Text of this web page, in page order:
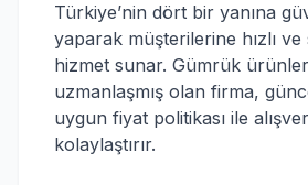
Türkiye’nin dört bir yanına
yaparak müşterilerine hızlı
hizmet sunar. Gümrük
uzmanlaşmış olan firma,
uygun fiyat politikası ile
kolaylaştırır.